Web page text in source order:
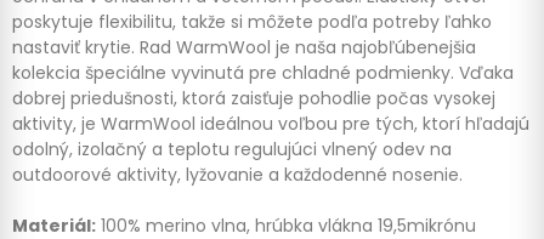
poskytuje flexibilitu, takže si môžete podľa potreby ľahko
nastaviť krytie. Rad WarmWool je naša najobľúbenejšia
kolekcia špeciálne vyvinutá pre chladné podmienky. Vďaka
dobrej priedušnosti, ktorá zaisťuje pohodlie počas vysokej
aktivity, je WarmWool ideálnou voľbou pre tých, ktorí hľadajú
odolný, izolačný a teplotu regulujúci vlnený odev na
outdoorové aktivity, lyžovanie a každodenné nosenie.
Materiál: 100% merino vlna, hrúbka vlákna 19,5mikrónu